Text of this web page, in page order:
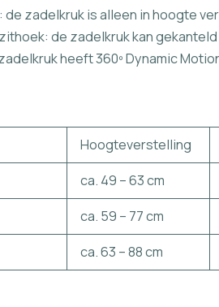
de zadelkruk is alleen in hoogte
de zadelkruk kan
heeft 360º Dynamic
Hoogteverstelling
ca. 49 – 63 cm
ca. 59 – 77 cm
ca. 63 – 88 cm